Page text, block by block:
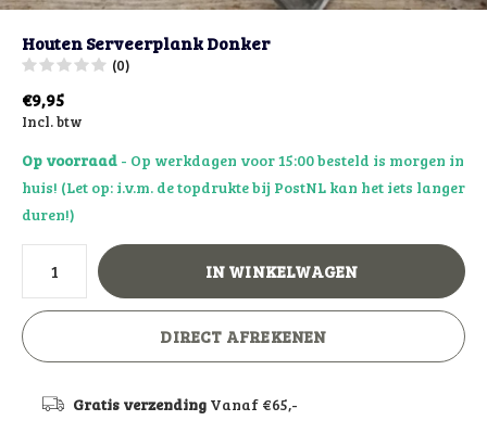
Houten Serveerplank Donker
(0)
€9,95
Incl. btw
Op voorraad - Op werkdagen voor 15:00 besteld is morgen in
huis! (Let op: i.v.m. de topdrukte bij PostNL kan het iets langer
duren!)
IN WINKELWAGEN
DIRECT AFREKENEN
Gratis verzendingVanaf €65,-